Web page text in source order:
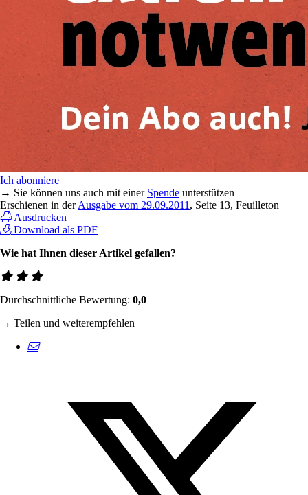
Ich abonniere
→ Sie können uns auch mit einer Spende unterstützen
Erschienen in derAusgabe vom 29.09.2011 , Seite 13, Feuilleton
Ausdrucken
Download als PDF
Wie hat Ihnen dieser Artikel gefallen?
Durchschnittliche Bewertung: 0,0
→ Teilen und weiterempfehlen